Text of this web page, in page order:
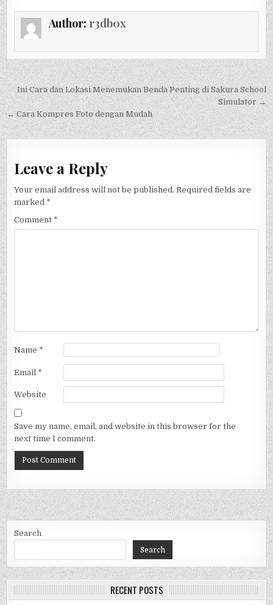
Author: r3db0x
Post
navigation
Ini Cara dan Lokasi Menemukan Benda Penting di Sakura School
Simulator →
← Cara Kompres Foto dengan Mudah
Leave a Reply
Your email address will not be published. Required fields are
marked *
Comment *
Name *
Email *
Website
Save my name, email, and website in this browser for the
next time I comment.
Search
Search
RECENT POSTS